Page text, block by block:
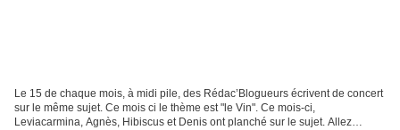
Le 15 de chaque mois, à midi pile, des Rédac’Blogueurs écrivent de concert
sur le même sujet. Ce mois ci le thème est "le Vin". Ce mois-ci,
Leviacarmina, Agnès, Hibiscus et Denis ont planché sur le sujet. Allez